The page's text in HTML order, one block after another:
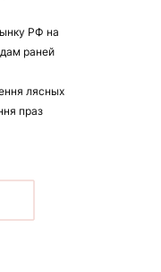
РФ на
раней
лясных
праз